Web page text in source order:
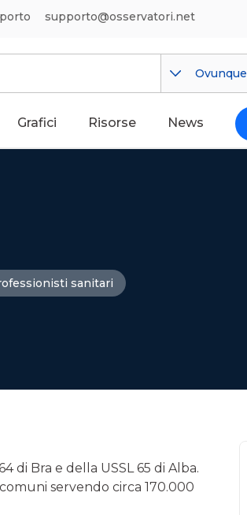
supporto@osservatori.net
Ovunque
Grafici Risorse News
sanitari
di Bra e della USSL 65 di Alba.
servendo circa 170.000